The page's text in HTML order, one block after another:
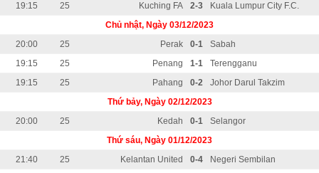
19:15
25 Kuching FA 2-3
Kuala Lumpur City F.C.
Chủ nhật, Ngày 03/12/2023
20:00
25 Perak 0-1
Sabah
19:15
25 Penang 1-1
Terengganu
19:15
25 Pahang 0-2
Johor Darul Takzim
Thứ bảy, Ngày 02/12/2023
20:00
25 Kedah 0-1
Selangor
Thứ sáu, Ngày 01/12/2023
21:40
25 Kelantan United 0-4
Negeri Sembilan